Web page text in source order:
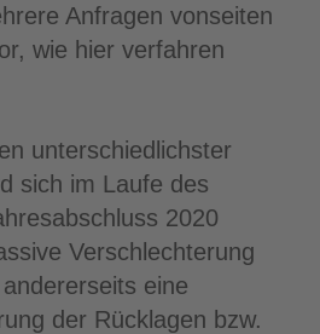
Anfragen vonseiten
wie hier verfahren
unterschiedlichster
sich im Laufe des
2020
Verschlechterung
eine
der Rücklagen bzw.